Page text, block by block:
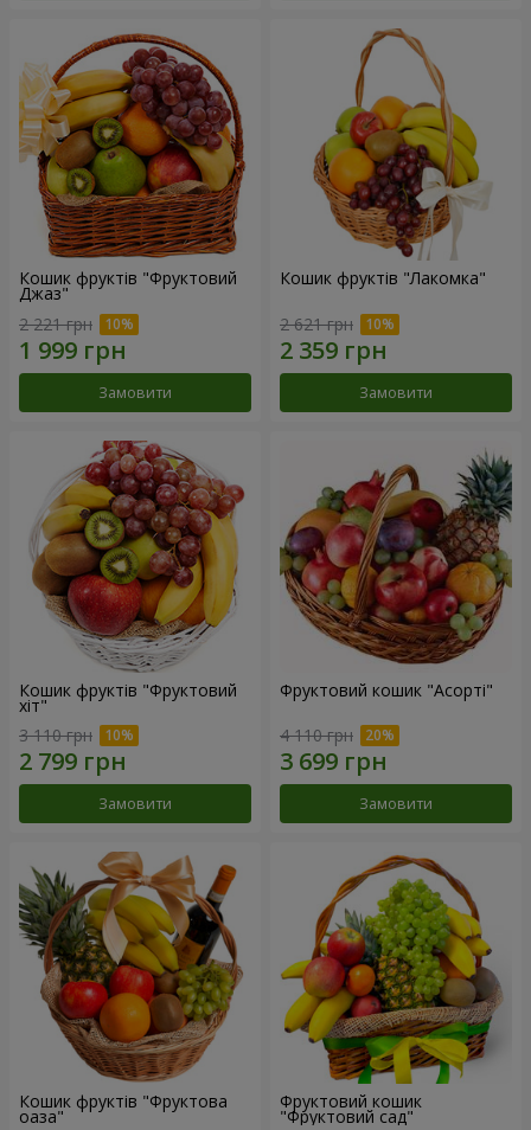
Кошик фруктів "Фруктовий
Джаз"
2 221 грн
Замовити
Кошик фруктів "Лакомка"
2 621 грн
Замовити
Кошик фруктів "Фруктовий
хiт"
3 110 грн
Замовити
Фруктовий кошик "Асорті"
4 110 грн
Замовити
Кошик фруктів "Фруктова
оаза"
Фруктовий кошик
"Фруктовий сад"